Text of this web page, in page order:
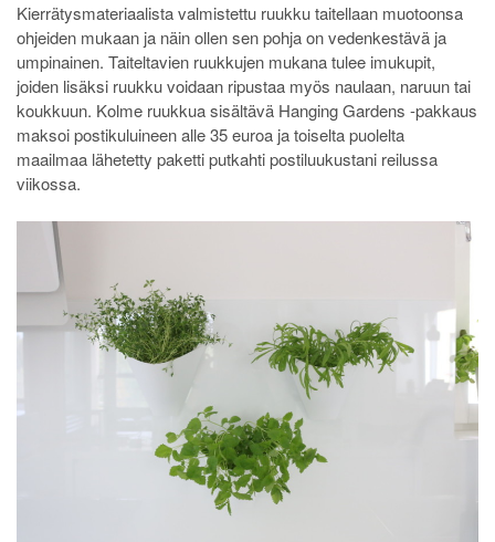
Kierrätysmateriaalista valmistettu ruukku taitellaan muotoonsa
ohjeiden mukaan ja näin ollen sen pohja on vedenkestävä ja
umpinainen. Taiteltavien ruukkujen mukana tulee imukupit,
joiden lisäksi ruukku voidaan ripustaa myös naulaan, naruun tai
koukkuun. Kolme ruukkua sisältävä Hanging Gardens -pakkaus
maksoi postikuluineen alle 35 euroa ja toiselta puolelta
maailmaa lähetetty paketti putkahti postiluukustani reilussa
viikossa.